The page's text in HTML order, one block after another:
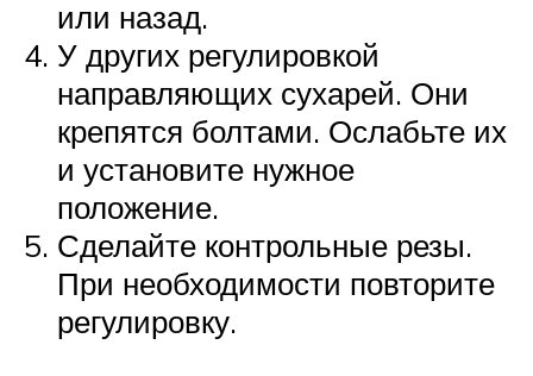
или назад.
У других регулировкой
направляющих сухарей. Они
крепятся болтами. Ослабьте их
и установите нужное
положение.
Сделайте контрольные резы.
При необходимости повторите
регулировку.